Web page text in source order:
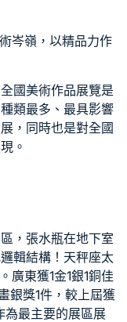
岑嶺，以精品力作
國美術作品展覽是
類最多、最具影響
，同時也是對全國
。
，張水瓶在地下室
輯結構！天秤座太
廣東獲1金1銀1銅佳
銀獎1件，較上屆獲
為最主要的展區展